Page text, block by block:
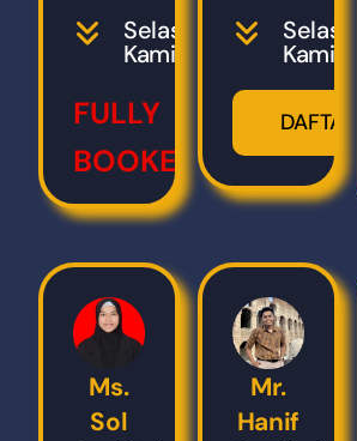
Selasa,
Kamis
DAFTAR
Selasa,
Kamis
FULLY
BOOKED!!!
Mr.
Hanif
Ms.
Sol